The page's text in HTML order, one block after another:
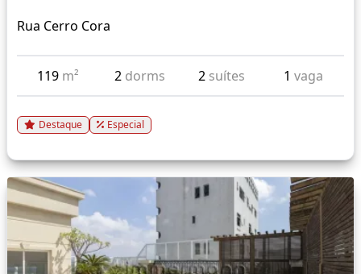
Rua Cerro Cora
119 m² 2 dorms 2 suítes 1 vaga
Destaque Especial